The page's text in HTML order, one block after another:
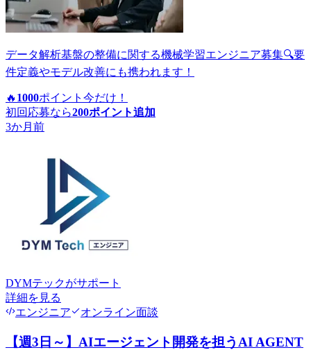
データ解析基盤の整備に関する機械学習エンジニア募集🔍要
件定義やモデル改善にも携われます！
🔥 1000ポイント 今だけ！
初回応募なら200ポイント追加
3か月前
DYMテックがサポート
詳細を見る
エンジニア
オンライン面談
【週3日～】AIエージェント開発を担うAI AGENT